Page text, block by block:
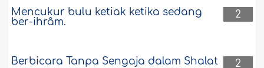
2
Mencukur bulu ketiak ketika sedang
ber-ihrâm.
2
Berbicara Tanpa Sengaja dalam Shalat